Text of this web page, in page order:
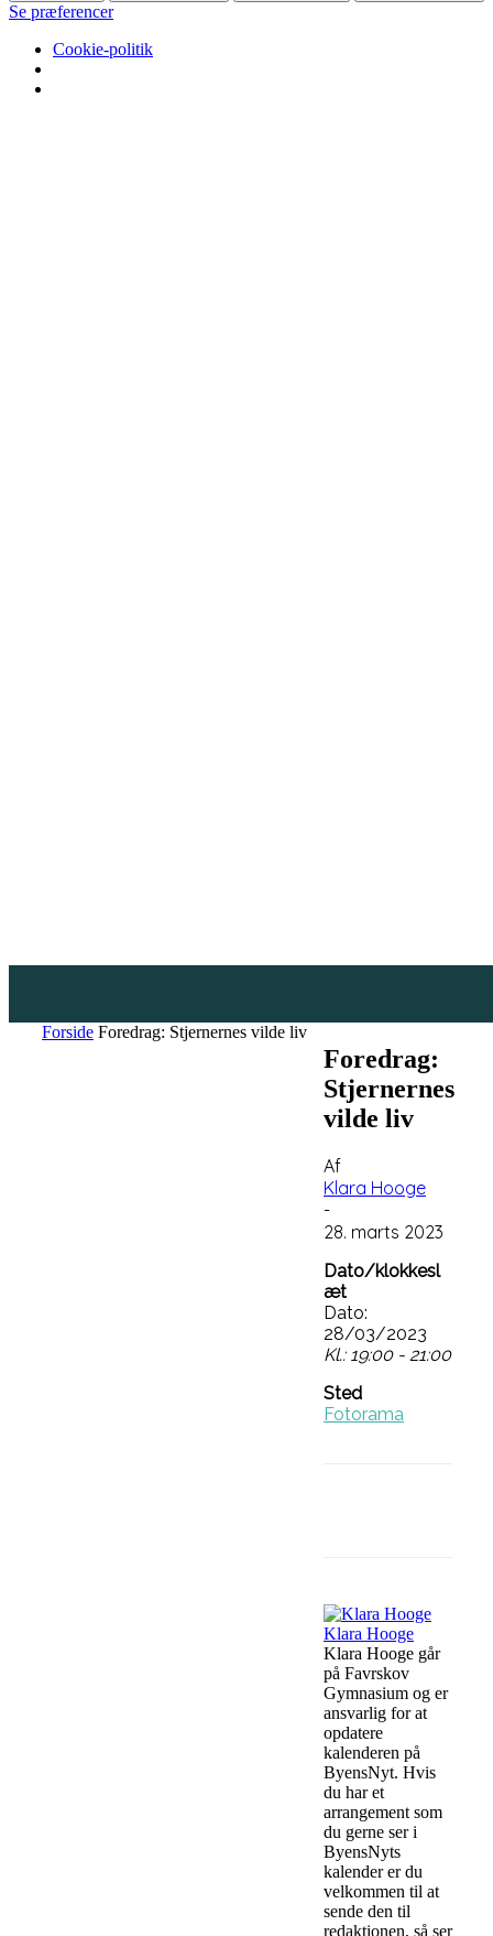
Se præferencer
Cookie-politik
Forside Foredrag: Stjernernes vilde liv
Foredrag:
Stjernernes
vilde liv
Af
Klara Hooge
-
28. marts 2023
Dato/klokkesl
æt
Dato:
28/03/2023
Kl.: 19:00 - 21:00
Sted
Fotorama
Klara Hooge
Klara Hooge går
på Favrskov
Gymnasium og er
ansvarlig for at
opdatere
kalenderen på
ByensNyt. Hvis
du har et
arrangement som
du gerne ser i
ByensNyts
kalender er du
velkommen til at
sende den til
redaktionen, så ser